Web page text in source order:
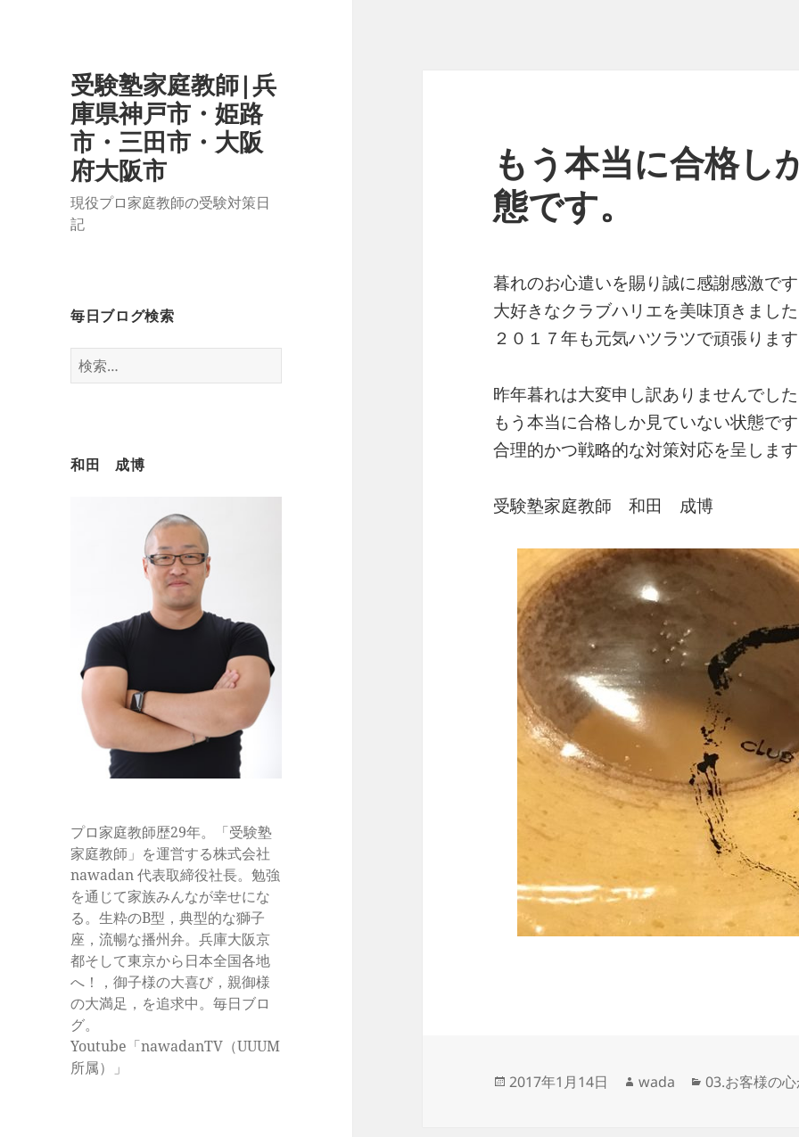
受験塾家庭教師|兵
庫県神戸市・姫路
市・三田市・大阪
府大阪市
現役プロ家庭教師の受験対策日
記
毎日ブログ検索
検
索:
和田 成博
プロ家庭教師歴29年。「受験塾
家庭教師」を運営する株式会社
nawadan 代表取締役社長。勉強
を通じて家族みんなが幸せにな
る。生粋のB型，典型的な獅子
座，流暢な播州弁。兵庫大阪京
都そして東京から日本全国各地
へ！，御子様の大喜び，親御様
の大満足，を追求中。毎日ブロ
グ。
Youtube「nawadanTV（UUUM
所属）」
もう本当に合格し
態です。
暮れのお心遣いを賜り誠に感謝感激で
大好きなクラブハリエを美味頂きまし
２０１７年も元気ハツラツで頑張りま
昨年暮れは大変申し訳ありませんでし
もう本当に合格しか見ていない状態で
合理的かつ戦略的な対策対応を呈しま
受験塾家庭教師 和田 成博
投
2017年1月14日
作
wada
カ
03.お客様の